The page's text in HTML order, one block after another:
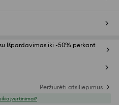
Išpardavimas iki -50% perkant
Peržiūrėti atsiliepimus
įvertinimai?